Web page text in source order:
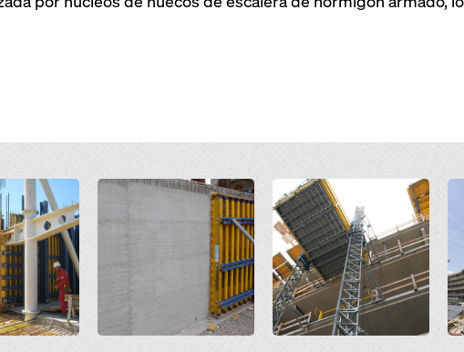
Open Open